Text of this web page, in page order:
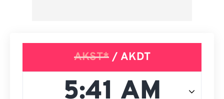
AKST*/ AKDT